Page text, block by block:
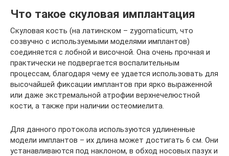
Что такое скуловая имплантация
Скуловая кость (на латинском – zygomaticum, что
созвучно с используемыми моделями имплантов)
соединяется с лобной и височной. Она очень прочная и
практически не подвергается воспалительным
процессам, благодаря чему ее удается использовать для
высочайшей фиксации имплантов при ярко выраженной
или даже экстремальной атрофии верхнечелюстной
кости, а также при наличии остеомиелита.
Для данного протокола используются удлиненные
модели имплантов – их длина может достигать 6 см. Они
устанавливаются под наклоном, в обход носовых пазух и